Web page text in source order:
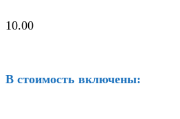
10.00
В стоимость включены: